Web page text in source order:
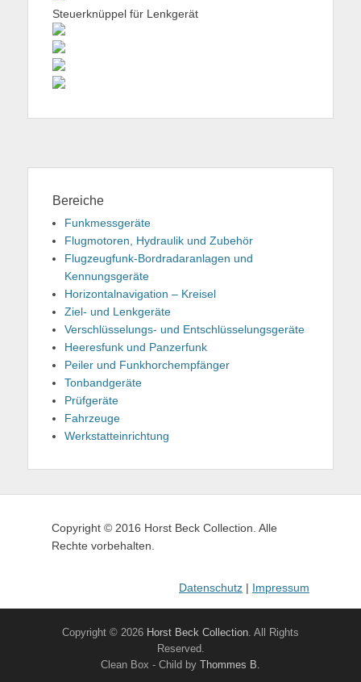
Steuerknüppel für Lenkgerät
Bereiche
Funkmessgeräte
Flugmotoren, Hydraulik und Zubehör
Flugzeugfunk-Bordradaranlagen und
Kennungsgeräte
Horizontalnavigation – Kreisel
Ziel- und Lenkgeräte
Verschlüsselungs- und Entschlüsselungsgeräte
Heeresfunk und Panzerfunk
Peiler und Funkhorchempfänger
Tonbandgeräte
Prüfgeräte
Fahrzeuge
Werkstatteinrichtung
Copyright © 2016 Horst Beck Collection. Alle
Rechte vorbehalten.
Datenschutz | Impressum
Copyright © 2026 Horst Beck Collection. All Rights
Reserved.
Clean Box - Child by Thommes B.